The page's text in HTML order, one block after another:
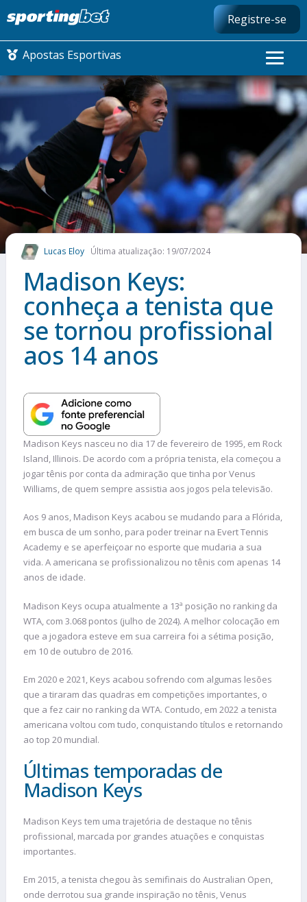
Registre-se
Apostas Esportivas
CONMEBOL LIBERTADORES
FUTEBOL NACIONAL
FUTEBOL INTERNACIONAL
COMO APOSTAR
MAIS ESPORTES
Lucas Eloy Última atualização: 19/07/2024
Madison Keys:
conheça a tenista que
se tornou profissional
aos 14 anos
Madison Keys nasceu no dia 17 de fevereiro de 1995, em Rock
Island, Illinois. De acordo com a própria tenista, ela começou a
jogar tênis por conta da admiração que tinha por Venus
Williams, de quem sempre assistia aos jogos pela televisão.
Aos 9 anos, Madison Keys acabou se mudando para a Flórida,
em busca de um sonho, para poder treinar na Evert Tennis
Academy e se aperfeiçoar no esporte que mudaria a sua
vida. A americana se profissionalizou no tênis com apenas 14
anos de idade.
Madison Keys ocupa atualmente a 13ª posição no ranking da
WTA, com 3.068 pontos (julho de 2024). A melhor colocação em
que a jogadora esteve em sua carreira foi a sétima posição,
em 10 de outubro de 2016.
Em 2020 e 2021, Keys acabou sofrendo com algumas lesões
que a tiraram das quadras em competições importantes, o
que a fez cair no ranking da WTA. Contudo, em 2022 a tenista
americana voltou com tudo, conquistando títulos e retornando
ao top 20 mundial.
Últimas temporadas de
Madison Keys
Madison Keys tem uma trajetória de destaque no tênis
profissional, marcada por grandes atuações e conquistas
importantes.
Em 2015, a tenista chegou às semifinais do Australian Open,
onde derrotou sua grande inspiração no tênis, Venus